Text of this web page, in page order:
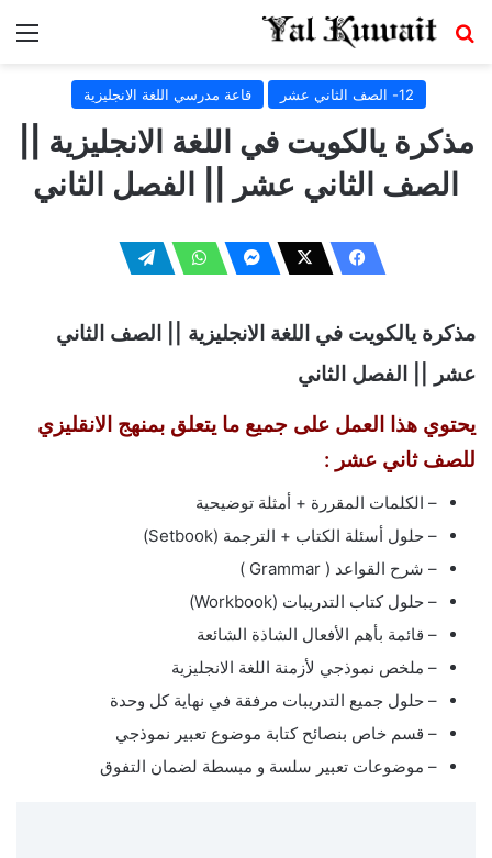
بحث عن
12- الصف الثاني عشر قاعة مدرسي اللغة الانجليزية
مذكرة يالكويت في اللغة الانجليزية ||
الصف الثاني عشر || الفصل الثاني
مذكرة يالكويت في اللغة الانجليزية || الصف الثاني
عشر || الفصل الثاني
يحتوي هذا العمل على جميع ما يتعلق بمنهج الانقليزي
للصف ثاني عشر :
– الكلمات المقررة + أمثلة توضيحية
– حلول أسئلة الكتاب + الترجمة (Setbook)
– شرح القواعد ( Grammar )
– حلول كتاب التدريبات (Workbook)
– قائمة بأهم الأفعال الشاذة الشائعة
– ملخص نموذجي لأزمنة اللغة الانجليزية
– حلول جميع التدريبات مرفقة في نهاية كل وحدة
– قسم خاص بنصائح كتابة موضوع تعبير نموذجي
– موضوعات تعبير سلسة و مبسطة لضمان التفوق